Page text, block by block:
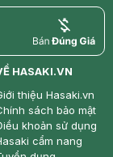
price
HASAKI.VN
thiệu Hasaki.vn
sách bảo mật
khoản sử dụng
cẩm nang